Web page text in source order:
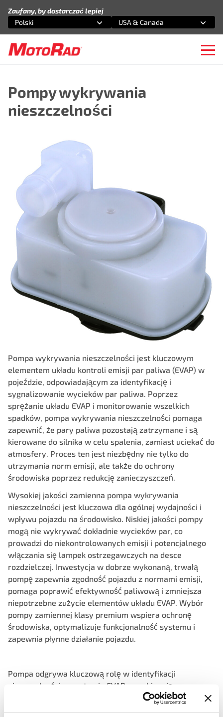
Zaufany, by dostarczać lepiej
Wybierz opcję
Polski
Wybierz opcję
USA & Canada
Pompy wykrywania
nieszczelności
Pompa wykrywania nieszczelności jest kluczowym
elementem układu kontroli emisji par paliwa (EVAP) w
pojeździe, odpowiadającym za identyfikację i
sygnalizowanie wycieków par paliwa. Poprzez
sprężanie układu EVAP i monitorowanie wszelkich
spadków, pompa wykrywania nieszczelności pomaga
zapewnić, że pary paliwa pozostają zatrzymane i są
kierowane do silnika w celu spalenia, zamiast uciekać do
atmosfery. Proces ten jest niezbędny nie tylko do
utrzymania norm emisji, ale także do ochrony
środowiska poprzez redukcję zanieczyszczeń.
Wysokiej jakości zamienna pompa wykrywania
nieszczelności jest kluczowa dla ogólnej wydajności i
wpływu pojazdu na środowisko. Niskiej jakości pompy
mogą nie wykrywać dokładnie wycieków par, co
prowadzi do niekontrolowanych emisji i potencjalnego
włączania się lampek ostrzegawczych na desce
rozdzielczej. Inwestycja w dobrze wykonaną, trwałą
pompę zapewnia zgodność pojazdu z normami emisji,
pomaga poprawić efektywność paliwową i zmniejsza
niepotrzebne zużycie elementów układu EVAP. Wybór
pompy zamiennej klasy premium wspiera ochronę
środowiska, optymalizuje funkcjonalność systemu i
zapewnia płynne działanie pojazdu.
Pompa odgrywa kluczową rolę w identyfikacji
nieszczelności w systemie EVAP, zapobiegając
uwalnianiu się szkodliwych par paliwa do atmosfery